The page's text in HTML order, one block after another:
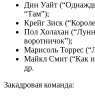
Дин Уайт
“Там”);
Крейг Зиск
Пол Холахан
воротничок”);
Марисоль Торрес
Майкл Смит (“Как
др.
Закадровая команда: